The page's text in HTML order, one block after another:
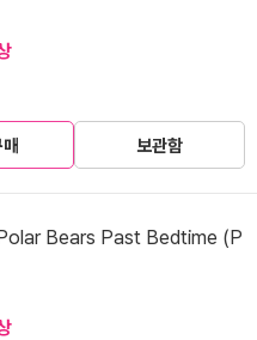
보관함
Bears Past Bedtime (P